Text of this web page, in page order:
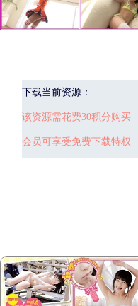
下载当前资源：
该资源需花费30积分购买
会员可享受免费下载特权